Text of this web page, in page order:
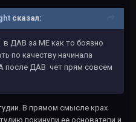
сказал:
в ДАВ за МЕ как то боязно
по качеству начинала
после ДАВ чет прям совсем
В прямом смысле крах
покинули ее основатели и